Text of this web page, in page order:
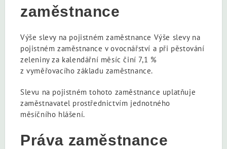
zaměstnance
Výše slevy na pojistném zaměstnance Výše slevy na
pojistném zaměstnance v ovocnářství a při pěstování
zeleniny za kalendářní měsíc činí 7,1 %
z vyměřovacího základu zaměstnance.
Slevu na pojistném tohoto zaměstnance uplatňuje
zaměstnavatel prostřednictvím jednotného
měsíčního hlášení.
Práva zaměstnance